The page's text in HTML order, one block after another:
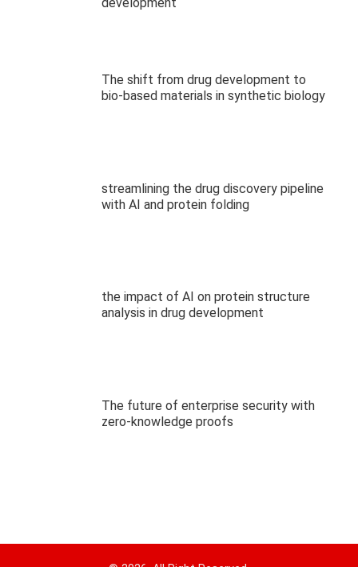
The shift from drug development to
bio-based materials in synthetic biology
streamlining the drug discovery pipeline
with AI and protein folding
the impact of AI on protein structure
analysis in drug development
The future of enterprise security with
zero-knowledge proofs